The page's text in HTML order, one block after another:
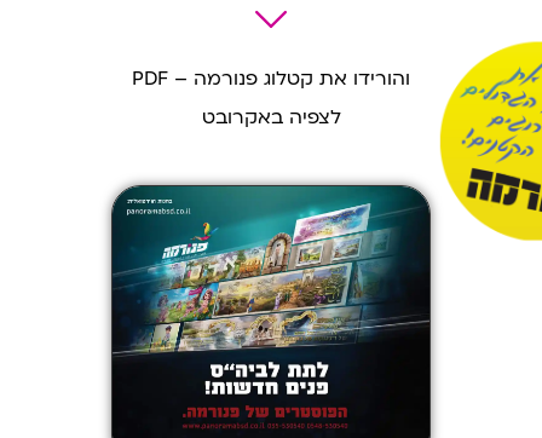
והורידו את קטלוג פנורמה – PDF
לצפיה באקרובט